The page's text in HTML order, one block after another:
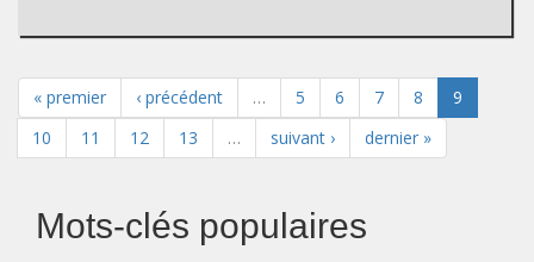
« premier ‹ précédent … 5 6 7 8
9
10
11 12 13 … suivant › dernier »
Mots-clés populaires